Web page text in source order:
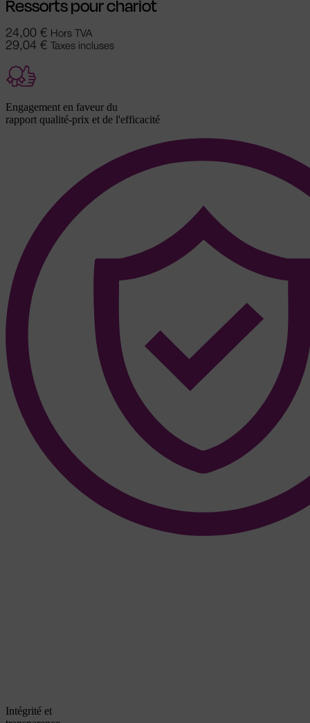
Ressorts pour chariot
24,00 € Hors TVA
29,04 € Taxes incluses
Engagement en faveur du
rapport qualité-prix et de l'efficacité
Intégrité et